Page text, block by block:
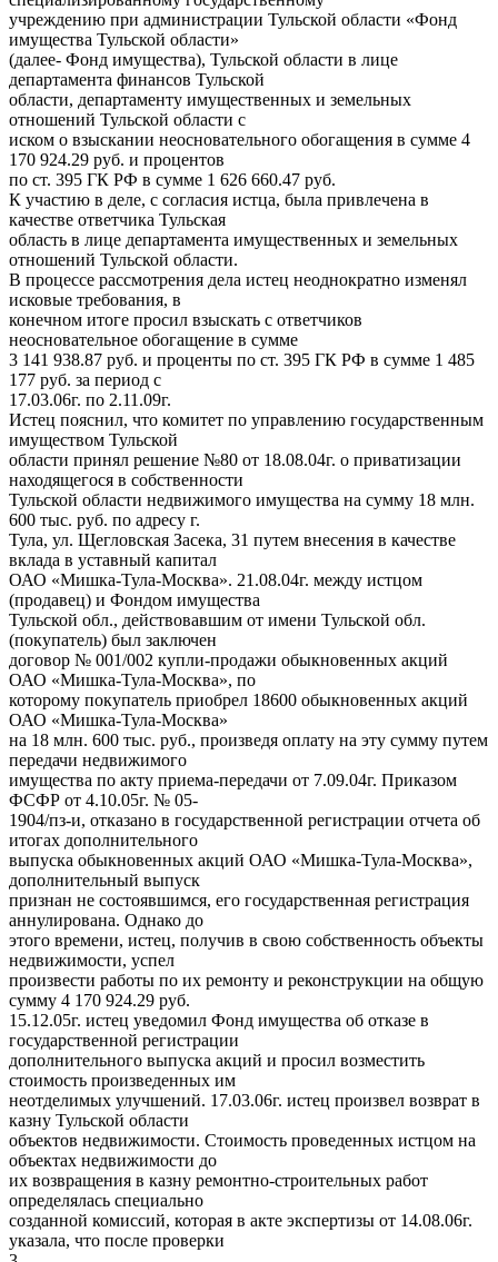
учреждению при администрации Тульской области «Фонд
имущества Тульской области»
(далее- Фонд имущества), Тульской области в лице
департамента финансов Тульской
области, департаменту имущественных и земельных
отношений Тульской области с
иском о взыскании неосновательного обогащения в сумме 4
170 924.29 руб. и процентов
по ст. 395 ГК РФ в сумме 1 626 660.47 руб.
К участию в деле, с согласия истца, была привлечена в
качестве ответчика Тульская
область в лице департамента имущественных и земельных
отношений Тульской области.
В процессе рассмотрения дела истец неоднократно изменял
исковые требования, в
конечном итоге просил взыскать с ответчиков
неосновательное обогащение в сумме
3 141 938.87 руб. и проценты по ст. 395 ГК РФ в сумме 1 485
177 руб. за период с
17.03.06г. по 2.11.09г.
Истец пояснил, что комитет по управлению государственным
имуществом Тульской
области принял решение №80 от 18.08.04г. о приватизации
находящегося в собственности
Тульской области недвижимого имущества на сумму 18 млн.
600 тыс. руб. по адресу г.
Тула, ул. Щегловская Засека, 31 путем внесения в качестве
вклада в уставный капитал
ОАО «Мишка-Тула-Москва». 21.08.04г. между истцом
(продавец) и Фондом имущества
Тульской обл., действовавшим от имени Тульской обл.
(покупатель) был заключен
договор № 001/002 купли-продажи обыкновенных акций
ОАО «Мишка-Тула-Москва», по
которому покупатель приобрел 18600 обыкновенных акций
ОАО «Мишка-Тула-Москва»
на 18 млн. 600 тыс. руб., произведя оплату на эту сумму путем
передачи недвижимого
имущества по акту приема-передачи от 7.09.04г. Приказом
ФСФР от 4.10.05г. № 05-
1904/пз-и, отказано в государственной регистрации отчета об
итогах дополнительного
выпуска обыкновенных акций ОАО «Мишка-Тула-Москва»,
дополнительный выпуск
признан не состоявшимся, его государственная регистрация
аннулирована. Однако до
этого времени, истец, получив в свою собственность объекты
недвижимости, успел
произвести работы по их ремонту и реконструкции на общую
сумму 4 170 924.29 руб.
15.12.05г. истец уведомил Фонд имущества об отказе в
государственной регистрации
дополнительного выпуска акций и просил возместить
стоимость произведенных им
неотделимых улучшений. 17.03.06г. истец произвел возврат в
казну Тульской области
объектов недвижимости. Стоимость проведенных истцом на
объектах недвижимости до
их возвращения в казну ремонтно-строительных работ
определялась специально
созданной комиссий, которая в акте экспертизы от 14.08.06г.
указала, что после проверки